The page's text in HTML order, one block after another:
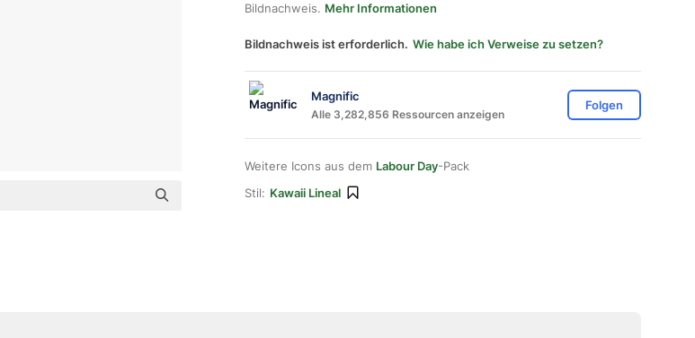
Bildnachweis. Mehr Informationen
Bildnachweis ist erforderlich. Wie habe ich Verweise zu setzen?
Magnific
Alle 3,282,856 Ressourcen anzeigen
Folgen
Weitere Icons aus dem Labour Day-Pack
Stil: Kawaii Lineal